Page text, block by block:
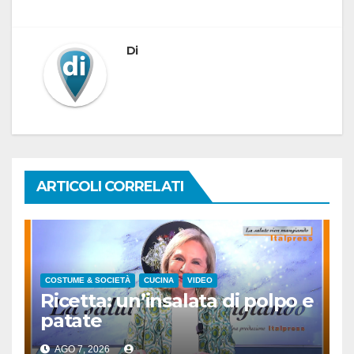
Di
ARTICOLI CORRELATI
COSTUME & SOCIETÀ CUCINA VIDEO
Ricetta: un’insalata di polpo e
patate
AGO 7, 2026